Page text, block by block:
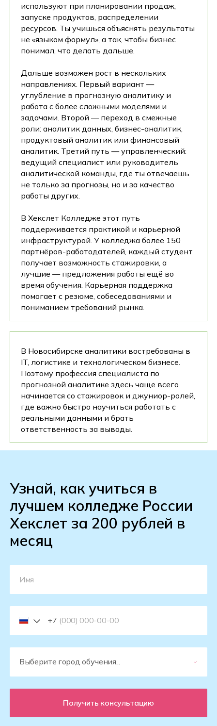
используют при планировании продаж,
запуске продуктов, распределении
ресурсов. Ты учишься объяснять результаты
не «языком формул», а так, чтобы бизнес
понимал, что делать дальше.
Дальше возможен рост в нескольких
направлениях. Первый вариант —
углубление в прогнозную аналитику и
работа с более сложными моделями и
задачами. Второй — переход в смежные
роли: аналитик данных, бизнес-аналитик,
продуктовый аналитик или финансовый
аналитик. Третий путь — управленческий:
ведущий специалист или руководитель
аналитической команды, где ты отвечаешь
не только за прогнозы, но и за качество
работы других.
В Хекслет Колледже этот путь
поддерживается практикой и карьерной
инфраструктурой. У колледжа более 150
партнёров-работодателей, каждый студент
получает возможность стажировки, а
лучшие — предложения работы ещё во
время обучения. Карьерная поддержка
помогает с резюме, собеседованиями и
пониманием требований рынка.
В Новосибирске аналитики востребованы в
IT, логистике и технологическом бизнесе.
Поэтому профессия специалиста по
прогнозной аналитике здесь чаще всего
начинается со стажировок и джуниор-ролей,
где важно быстро научиться работать с
реальными данными и брать
ответственность за выводы.
Узнай, как учиться в
лучшем колледже России
Хекслет за 200 рублей в
месяц
+7
Получить консультацию